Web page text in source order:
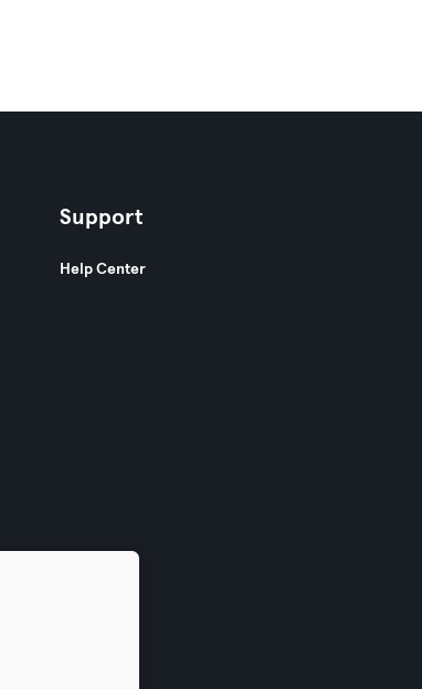
Support
Help Center